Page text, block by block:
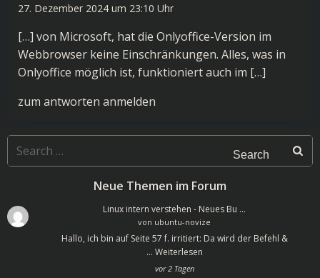
27. Dezember 2024 um 23:10 Uhr
[…] von Microsoft, hat die Onlyoffice-Version im
Webbrowser keine Einschränkungen. Alles, was in
Onlyoffice möglich ist, funktioniert auch im […]
zum antworten anmelden
Search
for:
Neue Themen im Forum
Linux intern verstehen - Neues Bu …
von ubuntu-novize
Hallo, ich bin auf Seite 57 f. irritiert: Da wird der Befehl &
… Weiterlesen
vor 2 Tagen